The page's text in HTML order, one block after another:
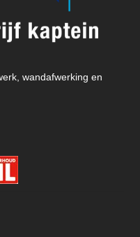
wandafwerking en